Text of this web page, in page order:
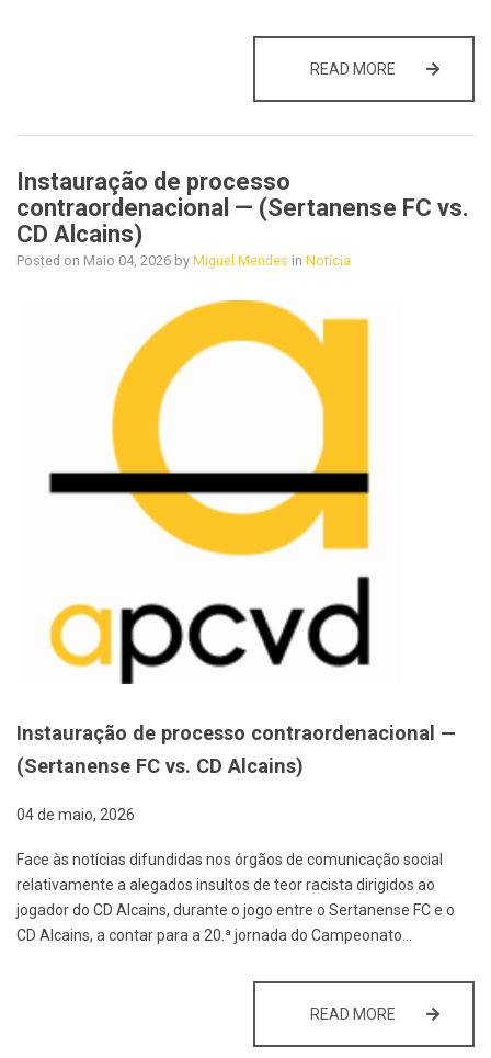
READ MORE
Instauração de processo
contraordenacional — (Sertanense FC vs.
CD Alcains)
Posted on Maio 04, 2026 by Miguel Mendes in Notícia
Instauração de processo contraordenacional —
(Sertanense FC vs. CD Alcains)
04 de maio, 2026
Face às notícias difundidas nos órgãos de comunicação social
relativamente a alegados insultos de teor racista dirigidos ao
jogador do CD Alcains, durante o jogo entre o Sertanense FC e o
CD Alcains, a contar para a 20.ª jornada do Campeonato…
READ MORE